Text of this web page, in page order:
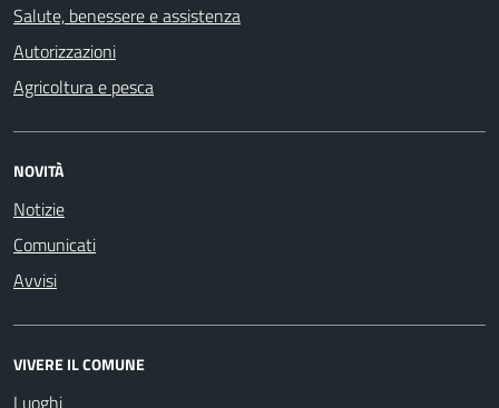
Salute, benessere e assistenza
Autorizzazioni
Agricoltura e pesca
NOVITÀ
Notizie
Comunicati
Avvisi
VIVERE IL COMUNE
Luoghi